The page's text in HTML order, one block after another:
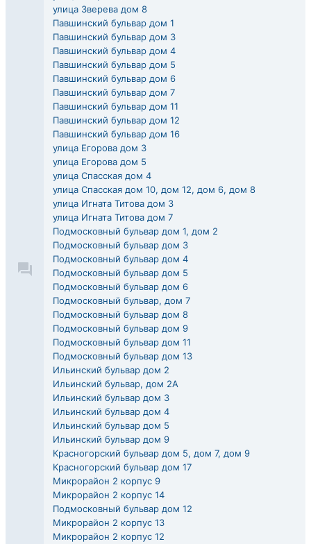
улица Зверева дом 8
Павшинский бульвар дом 1
Павшинский бульвар дом 3
Павшинский бульвар дом 4
Павшинский бульвар дом 5
Павшинский бульвар дом 6
Павшинский бульвар дом 7
Павшинский бульвар дом 11
Павшинский бульвар дом 12
Павшинский бульвар дом 16
улица Егорова дом 3
улица Егорова дом 5
улица Спасская дом 4
улица Спасская дом 10, дом 12, дом 6, дом 8
улица Игната Титова дом 3
улица Игната Титова дом 7
Подмосковный бульвар дом 1, дом 2
Подмосковный бульвар дом 3
Подмосковный бульвар дом 4
Подмосковный бульвар дом 5
Подмосковный бульвар дом 6
Подмосковный бульвар, дом 7
Подмосковный бульвар дом 8
Подмосковный бульвар дом 9
Подмосковный бульвар дом 11
Подмосковный бульвар дом 13
Ильинский бульвар дом 2
Ильинский бульвар, дом 2А
Ильинский бульвар дом 3
Ильинский бульвар дом 4
Ильинский бульвар дом 5
Ильинский бульвар дом 9
Красногорский бульвар дом 5, дом 7, дом 9
Красногорский бульвар дом 17
Микрорайон 2 корпус 9
Микрорайон 2 корпус 14
Подмосковный бульвар дом 12
Микрорайон 2 корпус 13
Микрорайон 2 корпус 12